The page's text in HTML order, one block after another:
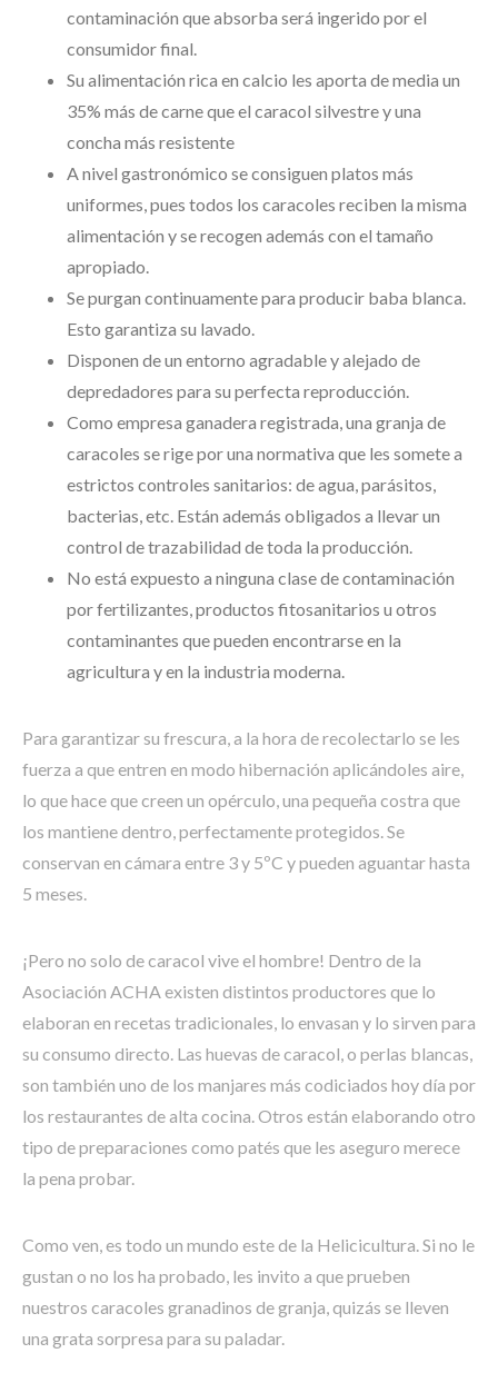
contaminación que absorba será ingerido por el
consumidor final.
Su alimentación rica en calcio les aporta de media un
35% más de carne que el caracol silvestre y una
concha más resistente
A nivel gastronómico se consiguen platos más
uniformes, pues todos los caracoles reciben la misma
alimentación y se recogen además con el tamaño
apropiado.
Se purgan continuamente para producir baba blanca.
Esto garantiza su lavado.
Disponen de un entorno agradable y alejado de
depredadores para su perfecta reproducción.
Como empresa ganadera registrada, una granja de
caracoles se rige por una normativa que les somete a
estrictos controles sanitarios: de agua, parásitos,
bacterias, etc. Están además obligados a llevar un
control de trazabilidad de toda la producción.
No está expuesto a ninguna clase de contaminación
por fertilizantes, productos fitosanitarios u otros
contaminantes que pueden encontrarse en la
agricultura y en la industria moderna.
Para garantizar su frescura, a la hora de recolectarlo se les
fuerza a que entren en modo hibernación aplicándoles aire,
lo que hace que creen un opérculo, una pequeña costra que
los mantiene dentro, perfectamente protegidos. Se
conservan en cámara entre 3 y 5ºC y pueden aguantar hasta
5 meses.
¡Pero no solo de caracol vive el hombre! Dentro de la
Asociación ACHA existen distintos productores que lo
elaboran en recetas tradicionales, lo envasan y lo sirven para
su consumo directo. Las huevas de caracol, o perlas blancas,
son también uno de los manjares más codiciados hoy día por
los restaurantes de alta cocina. Otros están elaborando otro
tipo de preparaciones como patés que les aseguro merece
la pena probar.
Como ven, es todo un mundo este de la Helicicultura. Si no le
gustan o no los ha probado, les invito a que prueben
nuestros caracoles granadinos de granja, quizás se lleven
una grata sorpresa para su paladar.